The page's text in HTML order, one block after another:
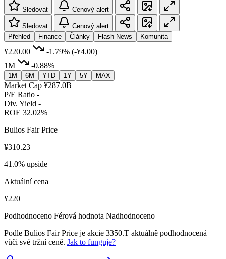
Sledovat Cenový alert
Sledovat
Cenový alert
Přehled
Finance Články Flash News Komunita
¥220.00 -1.79% (-¥4.00)
1M
-0.88%
1M 6M YTD 1Y 5Y MAX
Market Cap ¥287.0B
P/E Ratio -
Div. Yield -
ROE 32.02%
Bulios Fair Price
¥310.23
41.0% upside
Aktuální cena
¥220
Podhodnoceno Férová hodnota Nadhodnoceno
Podle Bulios Fair Price je akcie 3350.T aktuálně podhodnocená
vůči své tržní ceně. Jak to funguje?